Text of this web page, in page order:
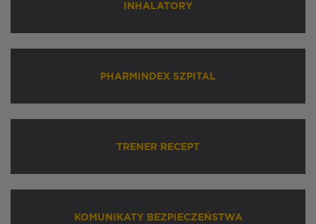
INHALATORY
PHARMINDEX SZPITAL
TRENER RECEPT
KOMUNIKATY BEZPIECZEŃSTWA